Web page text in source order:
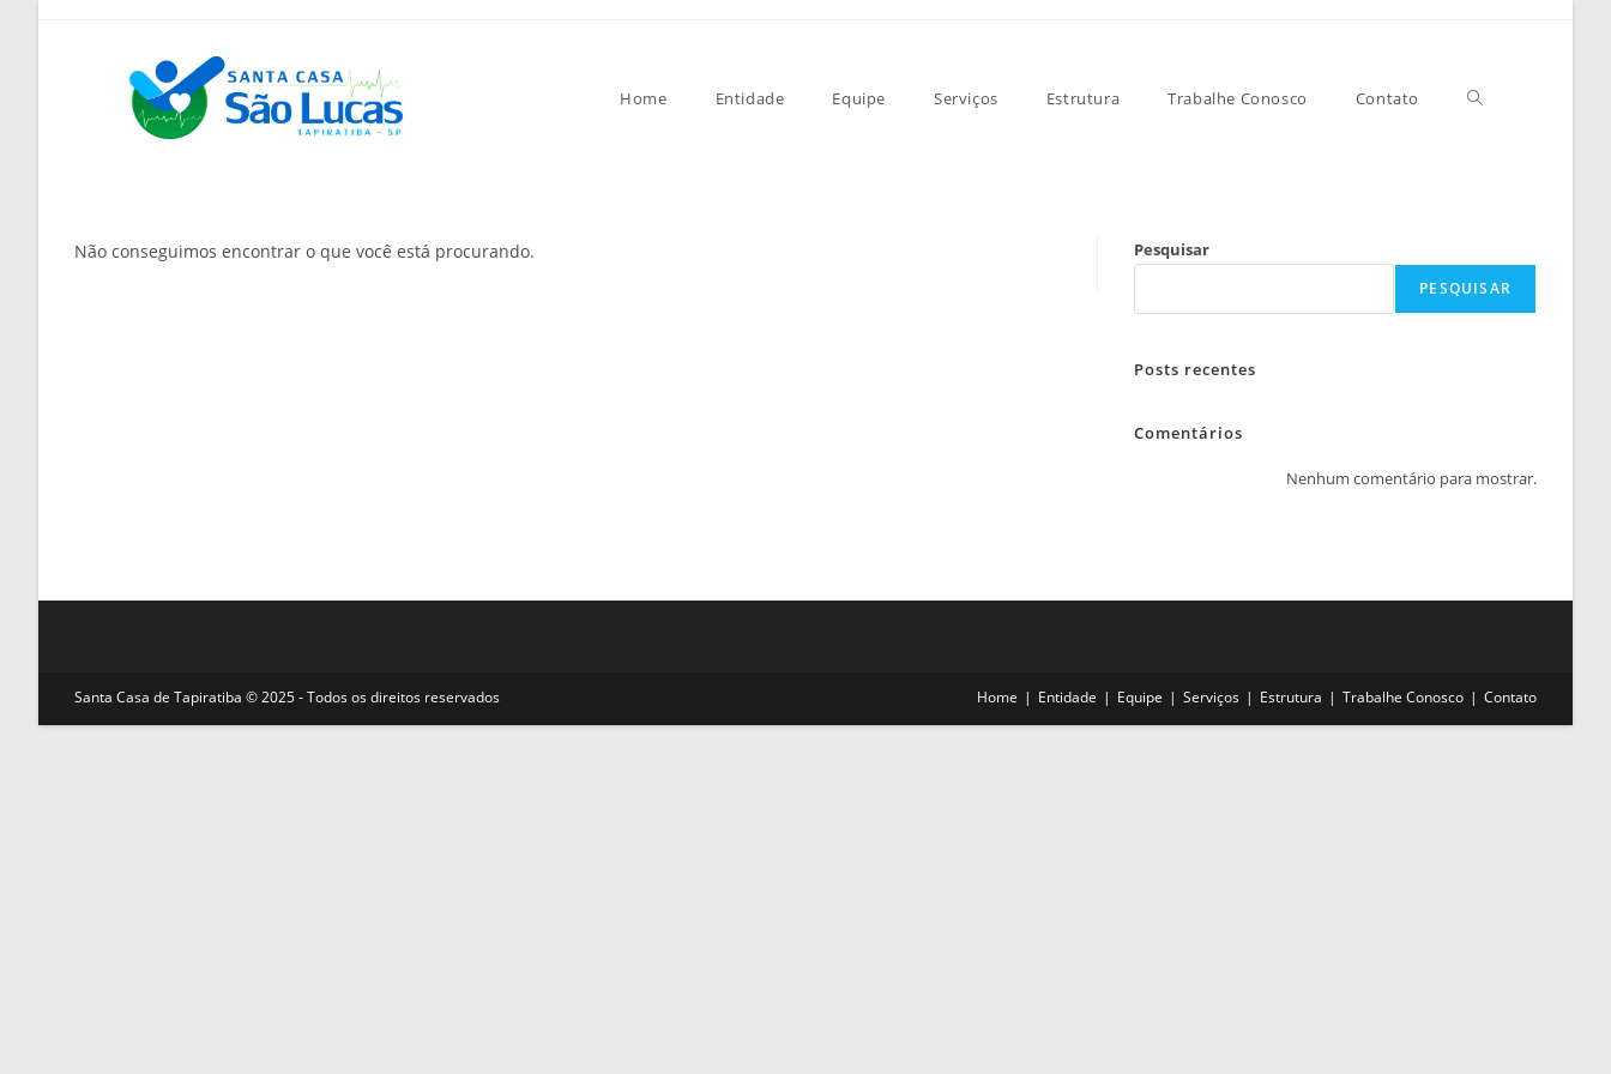
Home Entidade Equipe Serviços Estrutura Trabalhe Conosco Contato Alternar
Não conseguimos encontrar o que você está procurando. Pesquisar
PESQUISAR
Posts recentes
Comentários
Nenhum comentário para mostrar.
Home Entidade Equipe Serviços Estrutura Trabalhe Conosco Contato
Santa Casa de Tapiratiba © 2025 - Todos os direitos reservados